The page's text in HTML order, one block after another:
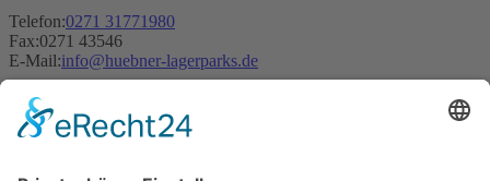
Telefon:0271 31771980
Fax:0271 43546
E-Mail:info@huebner-lagerparks.de
Öffnungszeiten: 09:00 Uhr bis 14.00 Uhr Mo. bis Fr.
Leistungen